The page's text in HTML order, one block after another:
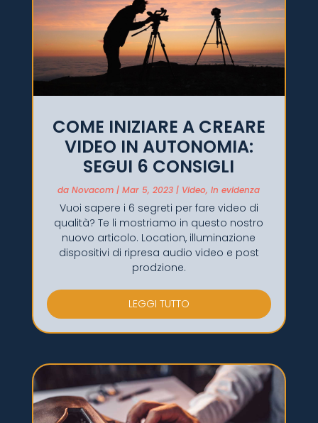
COME INIZIARE A CREARE
VIDEO IN AUTONOMIA:
SEGUI 6 CONSIGLI
daNovacom |Mar 5, 2023 | Video,In evidenza
Vuoi sapere i 6 segreti per fare video di
qualità? Te li mostriamo in questo nostro
nuovo articolo. Location, illuminazione
dispositivi di ripresa audio video e post
prodzione.
LEGGI TUTTO